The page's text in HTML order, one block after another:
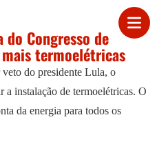
do Congresso de
termoelétricas
do presidente Lula, o
a instalação de termoelétricas. O
da energia para todos os